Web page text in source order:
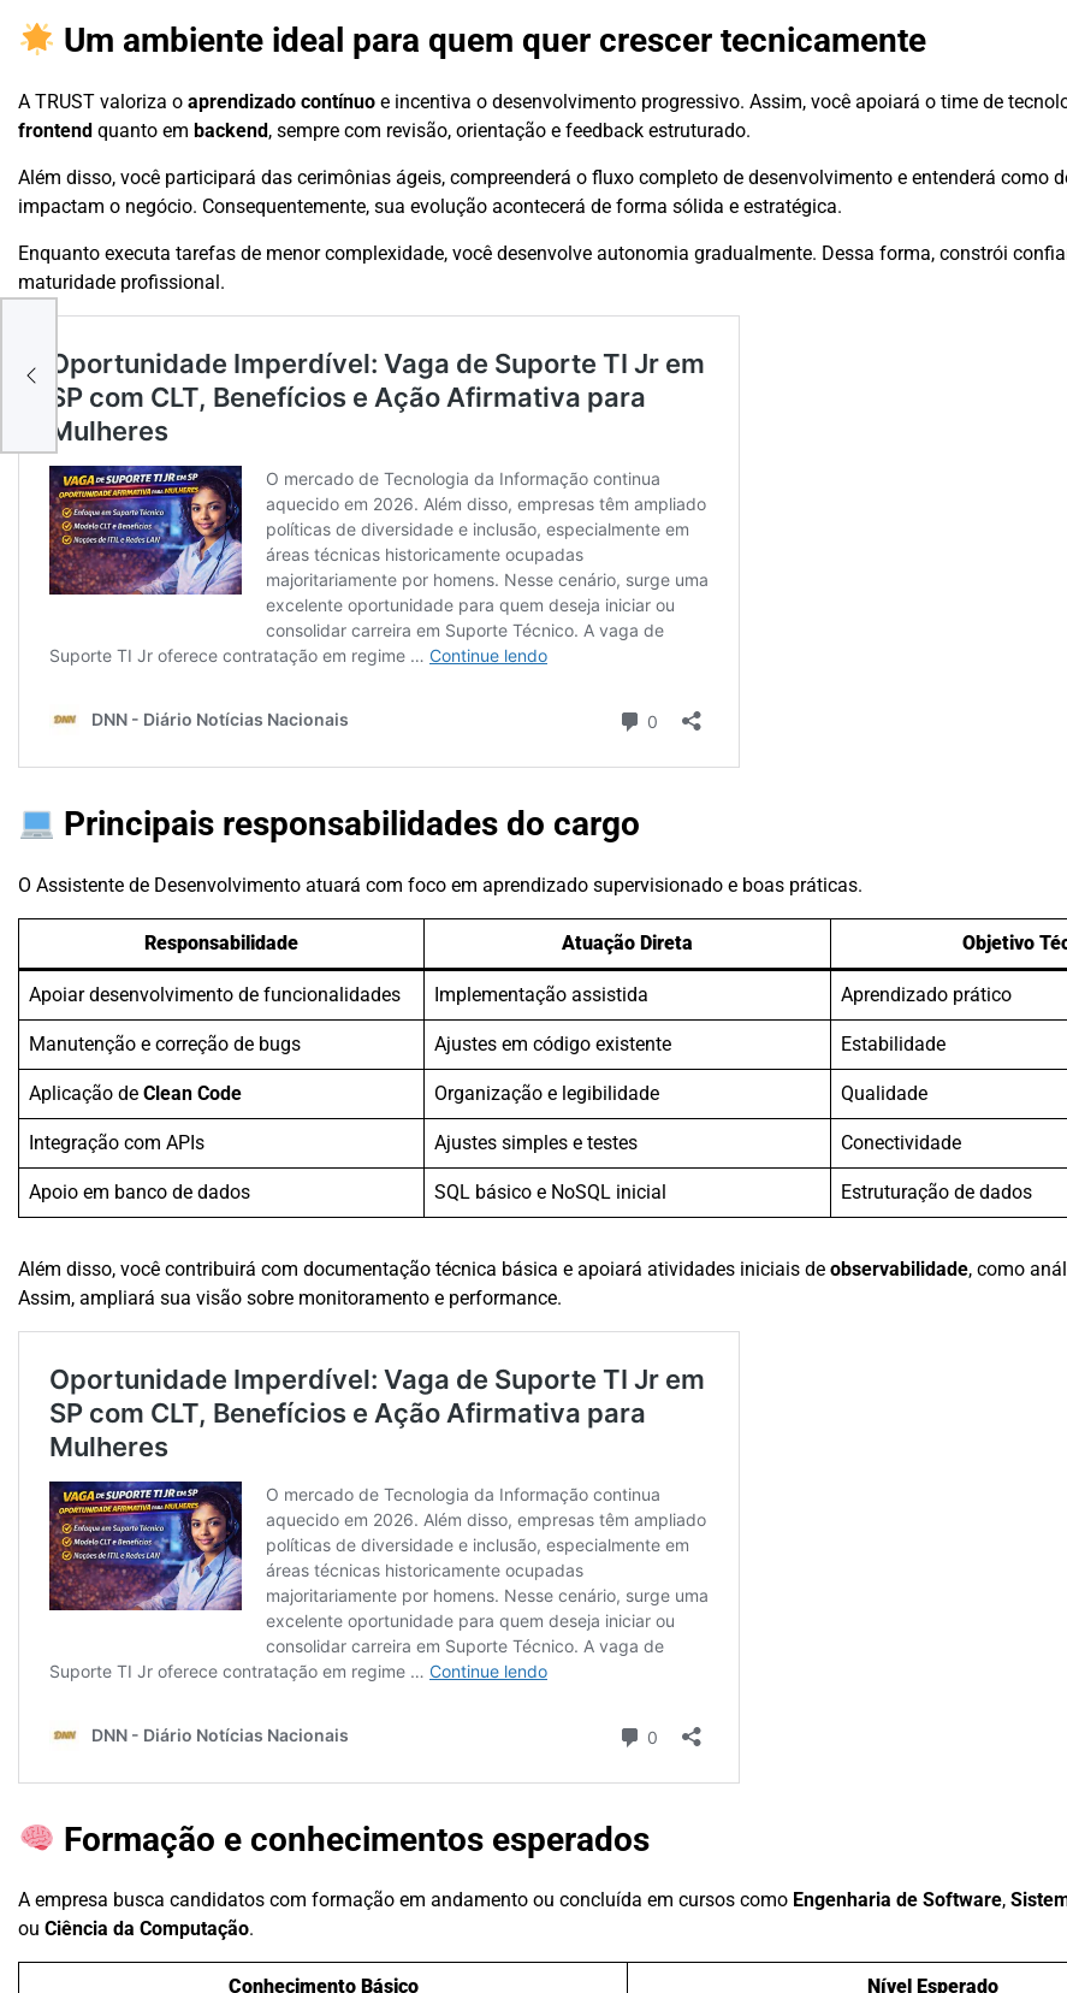
Um ambiente ideal para quem quer crescer tecnicamente
A TRUST valoriza o aprendizado contínuo e incentiva o desenvolvimento progressivo. Assim, você apoiará o time de
frontend quanto em backend , sempre com revisão, orientação e feedback estruturado.
Além disso, você participará das cerimônias ágeis, compreenderá o fluxo completo de desenvolvimento e entenderá como
impactam o negócio. Consequentemente, sua evolução acontecerá de forma sólida e estratégica.
Enquanto executa tarefas de menor complexidade, você desenvolve autonomia gradualmente. Dessa forma, constrói
maturidade profissional.
Principais responsabilidades do cargo
O Assistente de Desenvolvimento atuará com foco em aprendizado supervisionado e boas práticas.
Responsabilidade Atuação Direta Objetivo
Apoiar desenvolvimento de funcionalidades Implementação assistida Aprendizado prático
Manutenção e correção de bugs Ajustes em código existente Estabilidade
Aplicação de Clean Code Organização e legibilidade Qualidade
Integração com APIs Ajustes simples e testes Conectividade
Apoio em banco de dados SQL básico e NoSQL inicial Estruturação de dados
Além disso, você contribuirá com documentação técnica básica e apoiará atividades iniciais de observabilidade, como
Assim, ampliará sua visão sobre monitoramento e performance.
Formação e conhecimentos esperados
A empresa busca candidatos com formação em andamento ou concluída em cursos como Engenharia de Software,
ou Ciência da Computação.
Conhecimento Básico Nível Esperado